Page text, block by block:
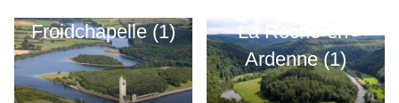
Froidchapelle (1)
La Roche-en-
Ardenne (1)